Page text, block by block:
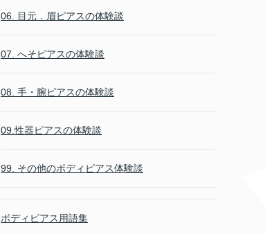
06. 目元．眉ピアスの体験談
07. へそピアスの体験談
08. 手・腕ピアスの体験談
09.性器ピアスの体験談
99. その他のボディピアス体験談
ボディピアス用語集